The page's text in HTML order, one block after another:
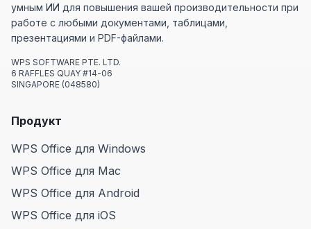
умным ИИ для повышения вашей производительности при
работе с любыми документами, таблицами,
презентациями и PDF-файлами.
WPS SOFTWARE PTE. LTD.
6 RAFFLES QUAY #14-06
SINGAPORE (048580)
Продукт
WPS Office для Windows
WPS Office для Mac
WPS Office для Android
WPS Office для iOS